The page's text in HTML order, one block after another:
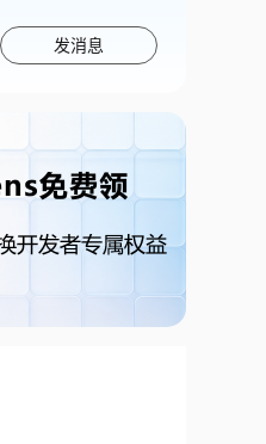
发消息